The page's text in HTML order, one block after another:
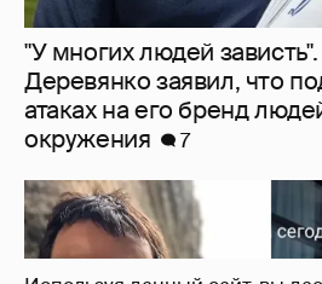
Данила Козловский и
впервые показали сына